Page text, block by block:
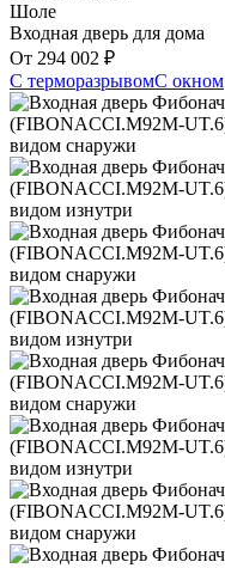
Шоле
Входная дверь для дома
От 294 002 ₽
С терморазрывомС окном